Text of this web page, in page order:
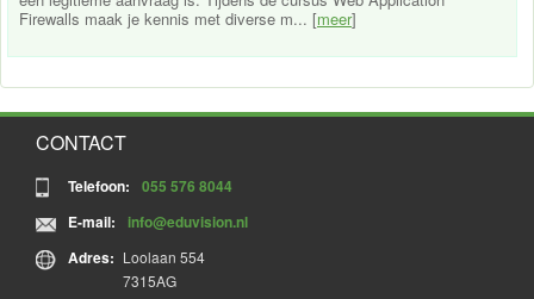
Firewalls maak je kennis met diverse m... [meer]
CONTACT
Telefoon:
055 576 8044
E-mail:
info@eduvision.nl
Adres: Loolaan 554
7315AG